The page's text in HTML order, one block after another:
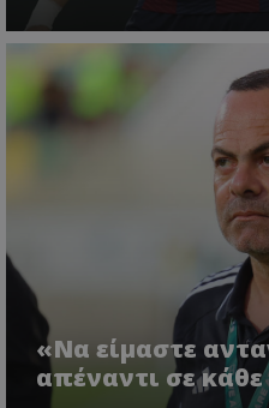
«Να είμαστε
απέναντι σε